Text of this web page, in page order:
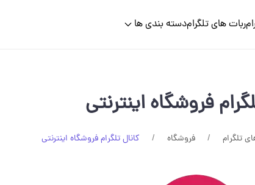
ربات های تلگرامدسته بندی ها
فروشگاه اینترنتی
تلگرام فروشگاه کانال تلگرام فروشگاه اینترنتی